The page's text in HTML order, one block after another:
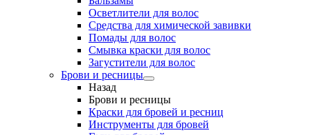
Осветлители для волос
Средства для химической завивки
Помады для волос
Смывка краски для волос
Загустители для волос
Брови и ресницы
Назад
Брови и ресницы
Краски для бровей и ресниц
Инструменты для бровей